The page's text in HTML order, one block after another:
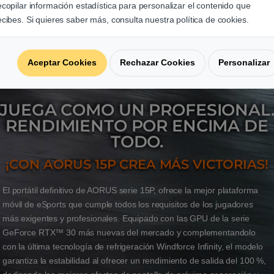
JUEGA COMO UN PROFESIONAL.
RENDIMIENTO POR ENCIMA DE
TODO.
¡CON AORUS 15P CREA MÁS VICTORIAS!
El portátil definitivo de AORUS serie 15P, ofrece la mejor plataforma
móvil de eSports que cumple todos los requisitos de los jugadores
más exigentes y profesionales. Equipado con las GPU de la serie
GeForce RTX™ 30 más nuevas del mercado y complementandolo
con la última tecnología de refrigeración Windforce Infinity, el modelo
garantiza la estabilidad al ofrecer un rendimiento de salida del 100 %,
información estadística para personalizar el contenido que
Si quieres saber más, consulta nuestra política de cookies.
Aceptar Cookies Rechazar Cookies Personalizar